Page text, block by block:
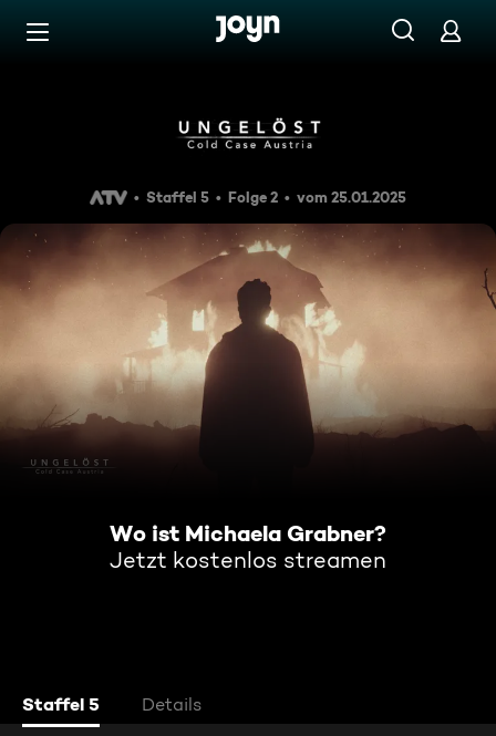
Zum Inhalt springen
Wo ist Michaela Grabner?
Staffel 5 Folge 2 vom 25.01.2025
Wo ist Michaela Grabner?
Jetzt kostenlos streamen
Staffel 5 Details